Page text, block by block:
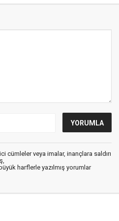
cümleler veya imalar, inançlara saldırı
harflerle yazılmış yorumlar